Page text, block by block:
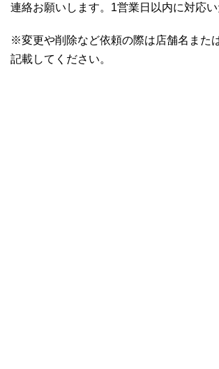
連絡お願いします。1営業日以内に対応い
※変更や削除など依頼の際は店舗名また
記載してください。